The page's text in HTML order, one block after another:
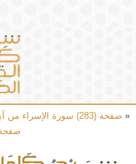
« صفحة (283) سورة الإسراء من آية 8 إلى آية 17
صفحة (285) سورة الإسراء من